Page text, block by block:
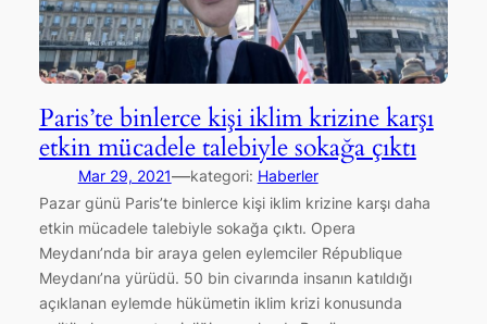
Paris’te binlerce kişi iklim krizine karşı
etkin mücadele talebiyle sokağa çıktı
Mar 29, 2021—kategori: Haberler
Pazar günü Paris’te binlerce kişi iklim krizine karşı daha
etkin mücadele talebiyle sokağa çıktı. Opera
Meydanı’nda bir araya gelen eylemciler République
Meydanı’na yürüdü. 50 bin civarında insanın katıldığı
açıklanan eylemde hükümetin iklim krizi konusunda